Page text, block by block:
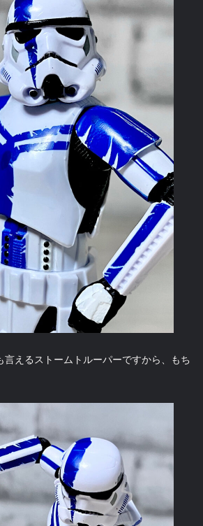
言えるストームトルーパーですから、もち